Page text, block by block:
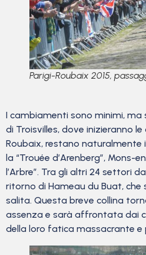
Parigi-Roubaix 2015,
I cambiamenti sono minimi, ma
di Troisvilles, dove inizieranno
Roubaix, restano naturalmente
la “Trouée d’Arenberg”, Mons-
l’Arbre”. Tra gli altri 24 settori
ritorno di Hameau du Buat, che
salita. Questa breve collina
assenza e sarà affrontata dai
della loro fatica massacrante e